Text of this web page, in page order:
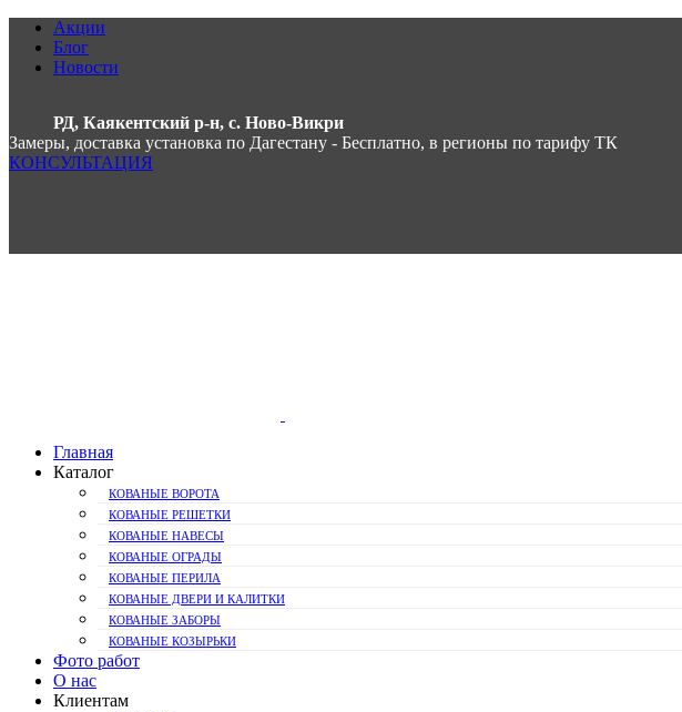
Акции
Блог
Новости
РД, Каякентский р-н, с. Ново-Викри
Замеры, доставка установка по Дагестану - Бесплатно, в регионы по тарифу ТК
КОНСУЛЬТАЦИЯ
Главная
Каталог
КОВАНЫЕ ВОРОТА
КОВАНЫЕ РЕШЕТКИ
КОВАНЫЕ НАВЕСЫ
КОВАНЫЕ ОГРАДЫ
КОВАНЫЕ ПЕРИЛА
КОВАНЫЕ ДВЕРИ И КАЛИТКИ
КОВАНЫЕ ЗАБОРЫ
КОВАНЫЕ КОЗЫРЬКИ
Фото работ
О нас
Клиентам